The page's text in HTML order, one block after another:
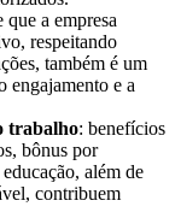
que a empresa
respeitando
também é um
engajamento e a
trabalho: benefícios
bônus por
além de
contribuem